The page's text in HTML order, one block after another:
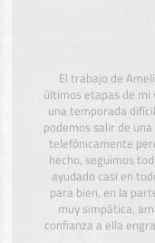
El trabajo de
últimos etapas de mi
una temporada
podemos salir de
telefónicamente
hecho, seguimos
ayudado casi en
para bien, en la
muy simpática,
confianza a ella